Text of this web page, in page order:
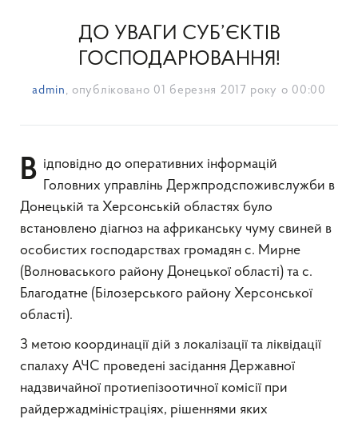
ДО УВАГИ СУБ’ЄКТІВ
ГОСПОДАРЮВАННЯ!
admin , опубліковано 01 березня 2017 року о 00:00
Відповідно до оперативних інформацій Головних управлінь Держпродспоживслужби в
Донецькій та Херсонській областях було
встановлено діагноз на африканську чуму свиней в
особистих господарствах громадян с. Мирне
(Волноваського району Донецької області) та с.
Благодатне (Білозерського району Херсонської
області).
З метою координації дій з локалізації та ліквідації
спалаху АЧС проведені засідання Державної
надзвичайної протиепізоотичної комісії при
райдержадміністраціях, рішеннями яких